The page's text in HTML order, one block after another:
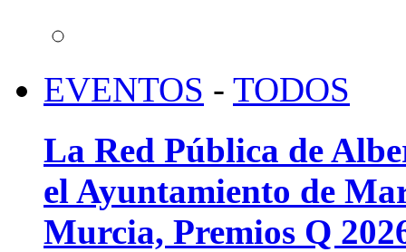
EVENTOS - TODOS
La Red Pública de
el Ayuntamiento de
Murcia, Premios Q